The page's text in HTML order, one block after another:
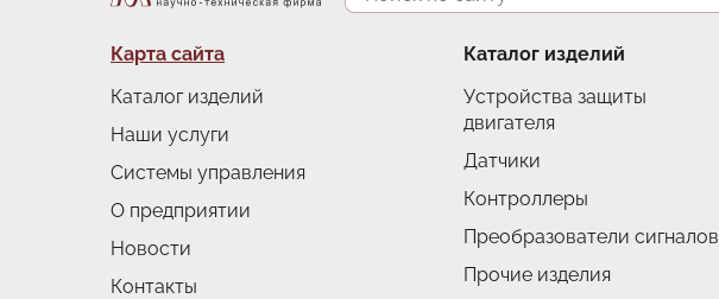
Подвал
Карта сайта
Каталог изделий
Наши услуги
Системы управления
О предприятии
Новости
Контакты
Каталог изделий
Устройства защиты
двигателя
Датчики
Контроллеры
Преобразователи сигналов
Прочие изделия